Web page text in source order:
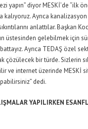
yapın” diyor MESKİ’de “ilk
kalıyoruz. Ayrıca
anlattılar. Başkan
üstesinden gelebilmek için
Ayrıca TEDAŞ özel
bir türde. Sizlerin
ve internet üzerinde MESKİ
dedi.
YAPILIRKEN